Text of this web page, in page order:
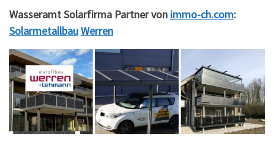
Wasseramt Solarfirma Partner von immo-ch.com:
SolarmetallbauWerren